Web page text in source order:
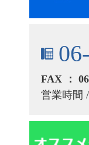
FAX ：
営業時間